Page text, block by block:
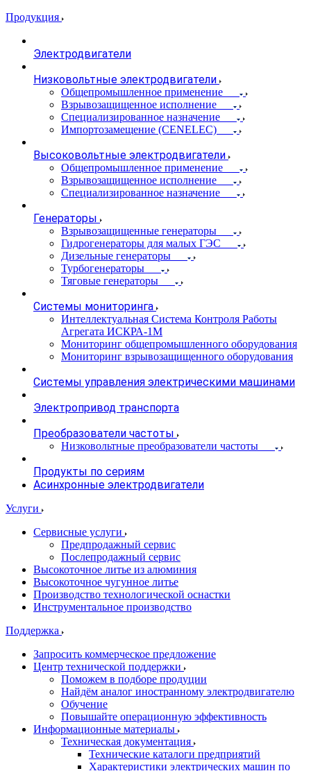
Продукция
Электродвигатели
Низковольтные электродвигатели
Общепромышленное применение
Взрывозащищенное исполнение
Специализированное назначение
Импортозамещение (CENELEC)
Высоковольтные электродвигатели
Общепромышленное применение
Взрывозащищенное исполнение
Специализированное назначение
Генераторы
Взрывозащищенные генераторы
Гидрогенераторы для малых ГЭС
Дизельные генераторы
Турбогенераторы
Тяговые генераторы
Системы мониторинга
Интеллектуальная Система Контроля Работы
Агрегата ИСКРА-1М
Мониторинг общепромышленного оборудования
Мониторинг взрывозащищенного оборудования
Системы управления электрическими машинами
Электропривод транспорта
Преобразователи частоты
Низковольтные преобразователи частоты
Продукты по сериям
Асинхронные электродвигатели
Услуги
Сервисные услуги
Предпродажный сервис
Послепродажный сервис
Высокоточное литье из алюминия
Высокоточное чугунное литье
Производство технологической оснастки
Инструментальное производство
Поддержка
Запросить коммерческое предложение
Центр технической поддержки
Поможем в подборе продуции
Найдём аналог иностранному электродвигателю
Обучение
Повышайте операционную эффективность
Информационные материалы
Техническая документация
Технические каталоги предприятий
Характеристики электрических машин по